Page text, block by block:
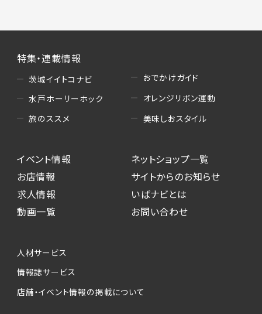
特集・連載情報
茨城イイトコナビ
水戸ホーリーホック
旅のススメ
おでかけガイド
オレンジリボン運動
美味しおスタイル
イベント情報
お店情報
求人情報
動画一覧
ネットショップ一覧
サイトからのお知らせ
いばナビとは
お問い合わせ
人材サービス
情報誌サービス
店舗・イベント情報の掲載について